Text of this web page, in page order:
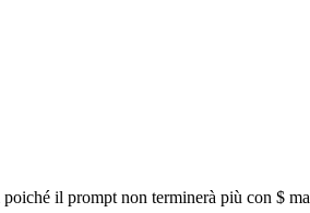
il prompt non terminerà più con $